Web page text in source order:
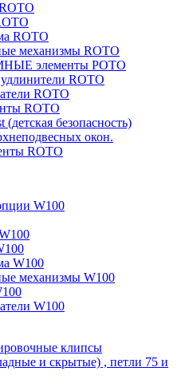
ROTO
механизмы ROTO
элементы РОТО
ROTO
ROTO
ROTO
безопасность)
окон.
ROTO
W100
W100
механизмы W100
W100
клипсы
и скрытые) , петли 75 и